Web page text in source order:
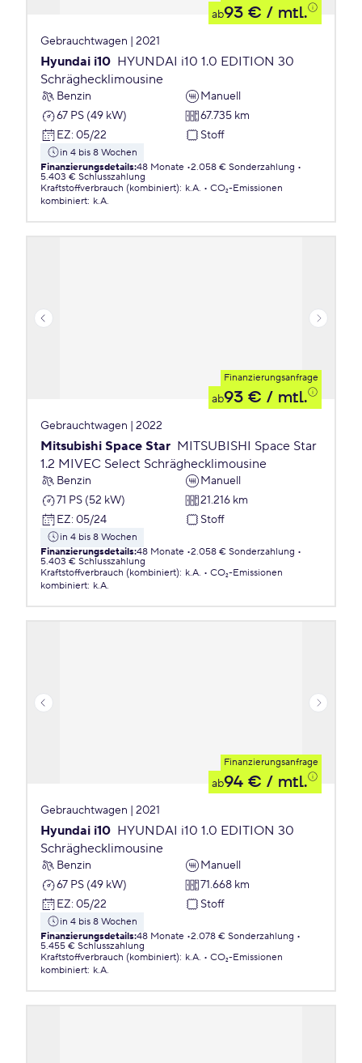
ab93 € / mtl.
Gebrauchtwagen | 2021
Hyundai i10 HYUNDAI i10 1.0 EDITION 30
Schräghecklimousine
Benzin
Manuell
67 PS (49 kW)
67.735 km
EZ: 05/22 Stoff
in 4 bis 8 Wochen
Finanzierungsdetails:48 Monate 2.058 € Sonderzahlung
5.403 € Schlusszahlung
Kraftstoffverbrauch (kombiniert): k.A.
CO₂-Emissionen
kombiniert: k.A.
Finanzierungsanfrage
ab93 € / mtl.
Gebrauchtwagen | 2022
Mitsubishi Space Star MITSUBISHI Space Star
1.2 MIVEC Select Schräghecklimousine
Benzin
Manuell
71 PS (52 kW)
21.216 km
EZ: 05/24 Stoff
in 4 bis 8 Wochen
Finanzierungsdetails:48 Monate 2.058 € Sonderzahlung
5.403 € Schlusszahlung
Kraftstoffverbrauch (kombiniert): k.A.
CO₂-Emissionen
kombiniert: k.A.
Finanzierungsanfrage
ab94 € / mtl.
Gebrauchtwagen | 2021
Hyundai i10 HYUNDAI i10 1.0 EDITION 30
Schräghecklimousine
Benzin
Manuell
67 PS (49 kW)
71.668 km
EZ: 05/22 Stoff
in 4 bis 8 Wochen
Finanzierungsdetails:48 Monate 2.078 € Sonderzahlung
5.455 € Schlusszahlung
Kraftstoffverbrauch (kombiniert): k.A.
CO₂-Emissionen
kombiniert: k.A.